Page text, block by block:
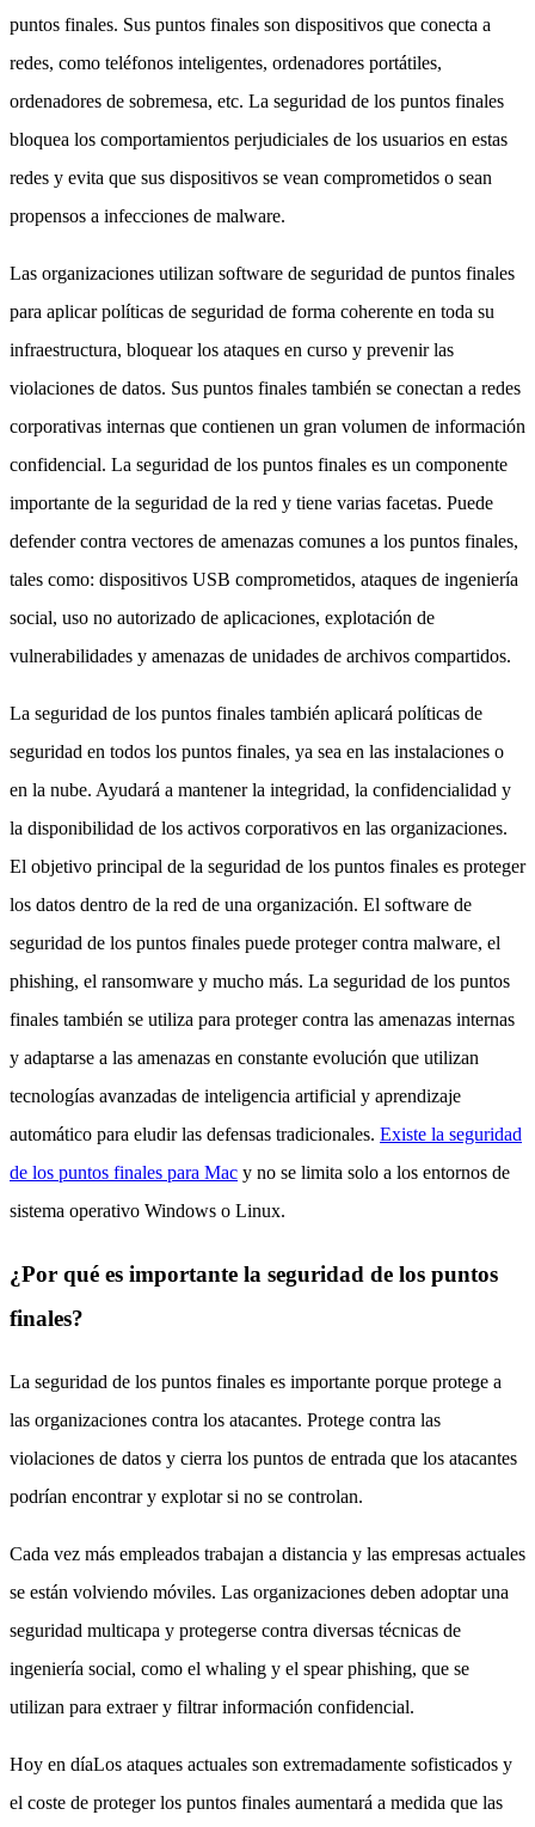
puntos finales. Sus puntos finales son dispositivos que conecta a
redes, como teléfonos inteligentes, ordenadores portátiles,
ordenadores de sobremesa, etc. La seguridad de los puntos finales
bloquea los comportamientos perjudiciales de los usuarios en estas
redes y evita que sus dispositivos se vean comprometidos o sean
propensos a infecciones de malware.
Las organizaciones utilizan software de seguridad de puntos finales
para aplicar políticas de seguridad de forma coherente en toda su
infraestructura, bloquear los ataques en curso y prevenir las
violaciones de datos. Sus puntos finales también se conectan a redes
corporativas internas que contienen un gran volumen de información
confidencial. La seguridad de los puntos finales es un componente
importante de la seguridad de la red y tiene varias facetas. Puede
defender contra vectores de amenazas comunes a los puntos finales,
tales como: dispositivos USB comprometidos, ataques de ingeniería
social, uso no autorizado de aplicaciones, explotación de
vulnerabilidades y amenazas de unidades de archivos compartidos.
La seguridad de los puntos finales también aplicará políticas de
seguridad en todos los puntos finales, ya sea en las instalaciones o
en la nube. Ayudará a mantener la integridad, la confidencialidad y
la disponibilidad de los activos corporativos en las organizaciones.
El objetivo principal de la seguridad de los puntos finales es proteger
los datos dentro de la red de una organización. El software de
seguridad de los puntos finales puede proteger contra malware, el
phishing, el ransomware y mucho más. La seguridad de los puntos
finales también se utiliza para proteger contra las amenazas internas
y adaptarse a las amenazas en constante evolución que utilizan
tecnologías avanzadas de inteligencia artificial y aprendizaje
automático para eludir las defensas tradicionales. Existe la seguridad
de los puntos finales para Mac y no se limita solo a los entornos de
sistema operativo Windows o Linux.
¿Por qué es importante la seguridad de los puntos
finales?
La seguridad de los puntos finales es importante porque protege a
las organizaciones contra los atacantes. Protege contra las
violaciones de datos y cierra los puntos de entrada que los atacantes
podrían encontrar y explotar si no se controlan.
Cada vez más empleados trabajan a distancia y las empresas actuales
se están volviendo móviles. Las organizaciones deben adoptar una
seguridad multicapa y protegerse contra diversas técnicas de
ingeniería social, como el whaling y el spear phishing, que se
utilizan para extraer y filtrar información confidencial.
Hoy en díaLos ataques actuales son extremadamente sofisticados y
el coste de proteger los puntos finales aumentará a medida que las